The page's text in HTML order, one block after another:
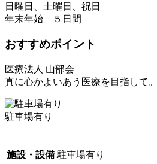
日曜日、土曜日、祝日
年末年始 ５日間
おすすめポイント
医療法人 山部会
真に心かよいあう医療を目指して。
駐車場有り
施設・設備 駐車場有り